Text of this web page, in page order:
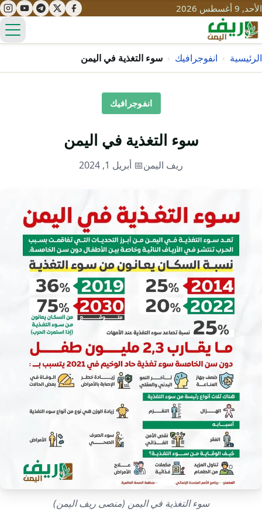
الأحد, 9 أغسطس 2026
محميات
التلوث
تحديات
حلول
إرشاد زراعي
نساء
قضايا
معيشة
قصة
انفوجرافيك
قصص رقمية
تقارير صور
فيديو
الرئيسية › انفوجرافيك › سوء التغذية في اليمن
انفوجرافيك
سوء التغذية في اليمن
ريف اليمن📅 أبريل 1, 2024
سوء التغذية في اليمن (منصى ريف اليمن)